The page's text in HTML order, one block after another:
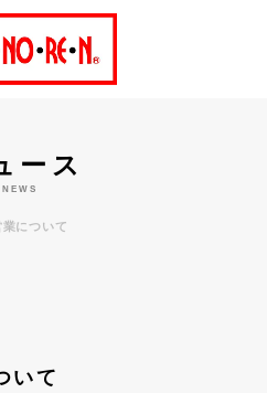
ース
NEWS
について
いて